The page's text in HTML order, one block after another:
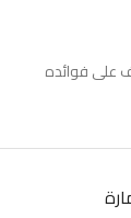
على فوائده